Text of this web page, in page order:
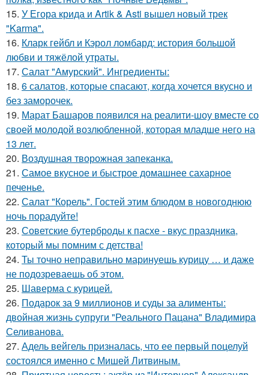
15. У Егора крида и Artik & Asti вышел новый трек
"Karma".
16. Кларк гейбл и Кэрол ломбард: история большой
любви и тяжёлой утраты.
17. Салат "Амурский". Ингредиенты:
18. 6 салатов, которые спасают, когда хочется вкусно и
без заморочек.
19. Марат Башаров появился на реалити-шоу вместе со
своей молодой возлюбленной, которая младше него на
13 лет.
20. Воздушная творожная запеканка.
21. Самое вкусное и быстрое домашнее сахарное
печенье.
22. Салат "Корель". Гостей этим блюдом в новогоднюю
ночь порадуйте!
23. Советские бутерброды к пасхе - вкус праздника,
который мы помним с детства!
24. Ты точно неправильно маринуешь курицу … и даже
не подозреваешь об этом.
25. Шаверма с курицей.
26. Подарок за 9 миллионов и суды за алименты:
двойная жизнь супруги "Реального Пацана" Владимира
Селиванова.
27. Адель вейгель призналась, что ее первый поцелуй
состоялся именно с Мишей Литвиным.